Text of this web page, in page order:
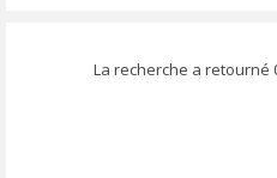
La recherche a retourné